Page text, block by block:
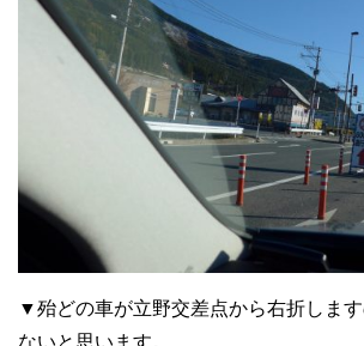
▼殆どの車が立野交差点から右折しま
ないと思います。